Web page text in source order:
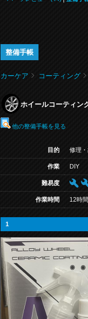
整備手帳
カーケア コーティング
ホイールコーティン
他の整備手帳を見る
目的 修理
作業 DIY
難易度
作業時間 12時
1